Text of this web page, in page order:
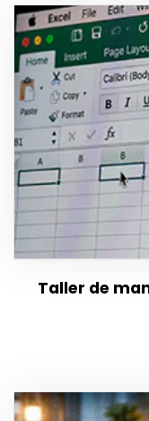
Taller de